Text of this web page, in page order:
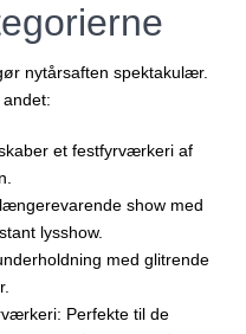
nytårsaften spektakulær.
et festfyrværkeri af
show med
lysshow.
med glitrende
: Perfekte til de